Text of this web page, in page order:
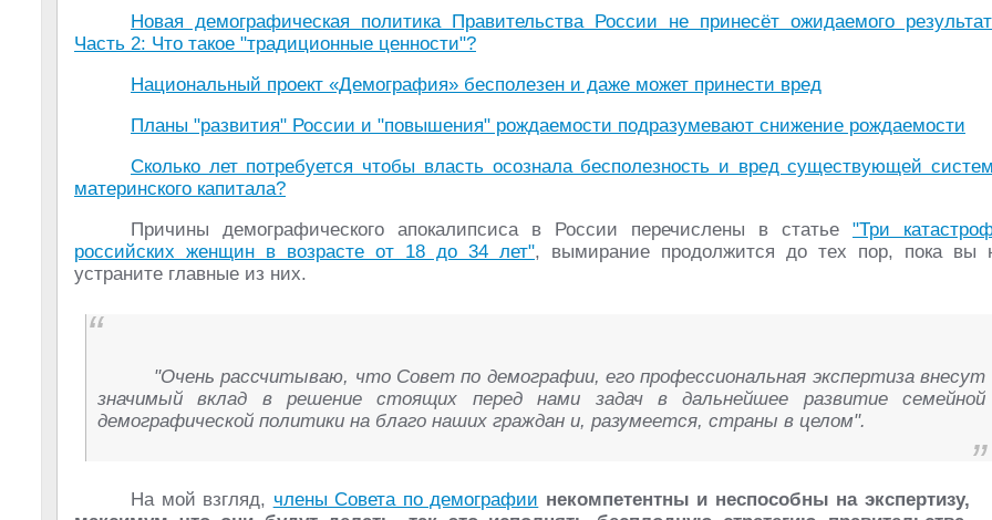
Новая демографическая политика Правительства России не принесёт ожидаемого
Часть 2: Что такое "традиционные ценности"?
Национальный проект «Демография» бесполезен и даже может принести вред
Планы "развития" России и "повышения" рождаемости подразумевают снижение рождаемости
Сколько лет потребуется чтобы власть осознала бесполезность и вред существующей
материнского капитала?
Причины демографического апокалипсиса в России перечислены в статье "Три
российских женщин в возрасте от 18 до 34 лет", вымирание продолжится до тех пор, пока вы
устраните главные из них.
"Очень рассчитываю, что Совет по демографии, его профессиональная экспертиза внесут
значимый вклад в решение стоящих перед нами задач в дальнейшее развитие семейной
демографической политики на благо наших граждан и, разумеется, страны в целом".
На мой взгляд, члены Совета по демографии некомпетентны и неспособны на экспертизу,